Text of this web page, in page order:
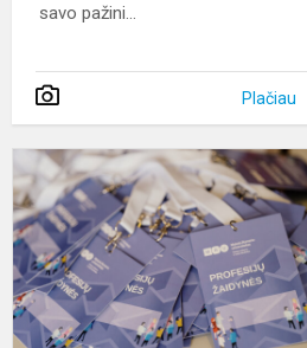
savo pažini...
Plačiau
Išvyka
ISM
Vadybos
ekonomikos
universitetą